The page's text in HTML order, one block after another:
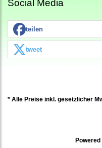
Social Media
teilen
tweet
* Alle Preise inkl. gesetzlicher
Powered